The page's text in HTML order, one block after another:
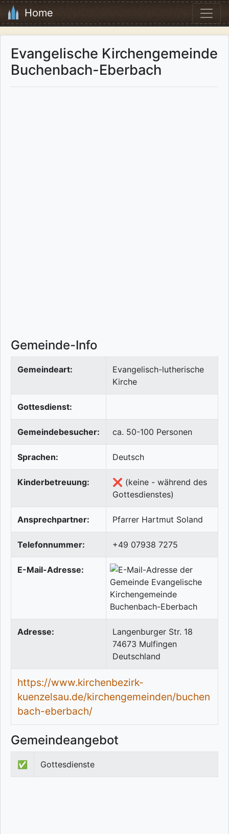
Home
Evangelische Kirchengemeinde
Buchenbach-Eberbach
Gemeinde-Info
Gemeindeart:
Evangelisch-lutherische
Kirche
Gottesdienst:
Gemeindebesucher: ca. 50-100 Personen
Sprachen: Deutsch
Kinderbetreuung:
❌ (keine - während des
Gottesdienstes)
Ansprechpartner: Pfarrer Hartmut Soland
Telefonnummer: +49 07938 7275
E-Mail-Adresse:
Adresse:
Langenburger Str. 18
74673 Mulfingen
Deutschland
https://www.kirchenbezirk-
kuenzelsau.de/kirchengemeinden/buchen
bach-eberbach/
Gemeindeangebot
✅ Gottesdienste